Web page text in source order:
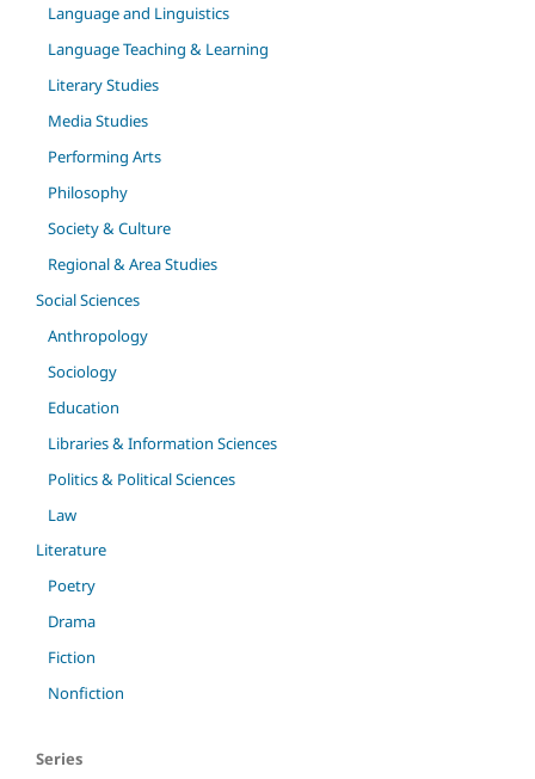
Language and Linguistics
Language Teaching & Learning
Literary Studies
Media Studies
Performing Arts
Philosophy
Society & Culture
Regional & Area Studies
Social Sciences
Anthropology
Sociology
Education
Libraries & Information Sciences
Politics & Political Sciences
Law
Literature
Poetry
Drama
Fiction
Nonfiction
Series